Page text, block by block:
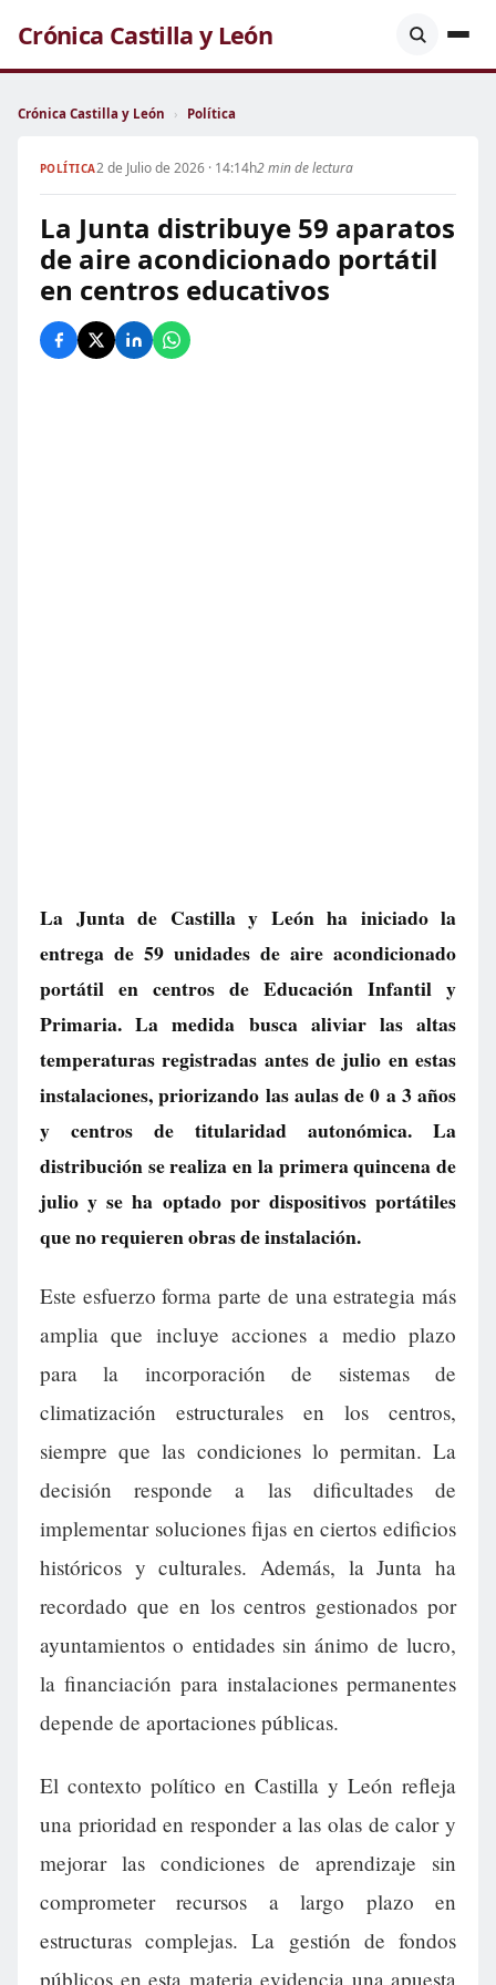
Crónica Castilla y León
Crónica Castilla y León › Política
POLÍTICA2 de Julio de 2026 · 14:14h2 min de lectura
La Junta distribuye 59 aparatos
de aire acondicionado portátil
en centros educativos
La Junta de Castilla y León ha iniciado la
entrega de 59 unidades de aire acondicionado
portátil en centros de Educación Infantil y
Primaria. La medida busca aliviar las altas
temperaturas registradas antes de julio en estas
instalaciones, priorizando las aulas de 0 a 3 años
y centros de titularidad autonómica. La
distribución se realiza en la primera quincena de
julio y se ha optado por dispositivos portátiles
que no requieren obras de instalación.
Este esfuerzo forma parte de una estrategia más
amplia que incluye acciones a medio plazo
para la incorporación de sistemas de
climatización estructurales en los centros,
siempre que las condiciones lo permitan. La
decisión responde a las dificultades de
implementar soluciones fijas en ciertos edificios
históricos y culturales. Además, la Junta ha
recordado que en los centros gestionados por
ayuntamientos o entidades sin ánimo de lucro,
la financiación para instalaciones permanentes
depende de aportaciones públicas.
El contexto político en Castilla y León refleja
una prioridad en responder a las olas de calor y
mejorar las condiciones de aprendizaje sin
comprometer recursos a largo plazo en
estructuras complejas. La gestión de fondos
públicos en esta materia evidencia una apuesta